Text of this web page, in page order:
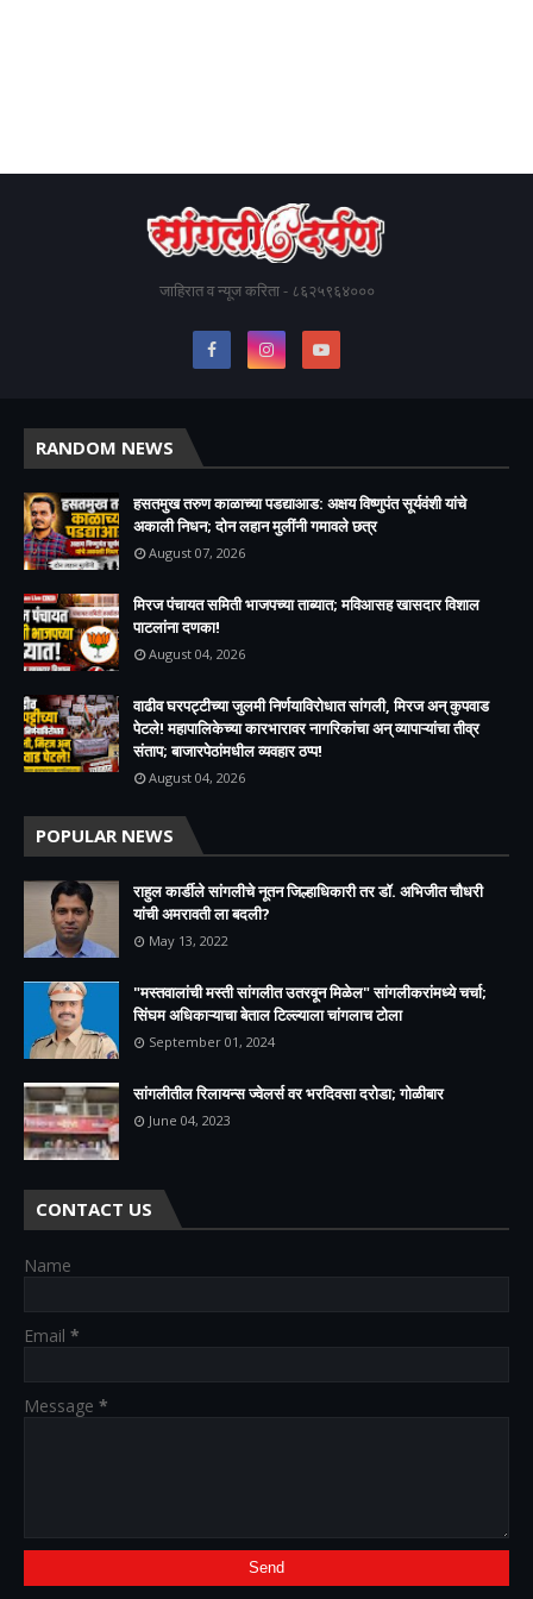
जाहिरात व न्यूज करिता - ८६२५९६४०००
RANDOM NEWS
हसतमुख तरुण काळाच्या पडद्याआड: अक्षय विष्णुपंत सूर्यवंशी यांचे
अकाली निधन; दोन लहान मुलींनी गमावले छत्र
August 07, 2026
मिरज पंचायत समिती भाजपच्या ताब्यात; मविआसह खासदार विशाल
पाटलांना दणका!
August 04, 2026
वाढीव घरपट्टीच्या जुलमी निर्णयाविरोधात सांगली, मिरज अन् कुपवाड
पेटले! महापालिकेच्या कारभारावर नागरिकांचा अन् व्यापाऱ्यांचा तीव्र
संताप; बाजारपेठांमधील व्यवहार ठप्प!​
August 04, 2026
POPULAR NEWS
राहुल कार्डीले सांगलीचे नूतन जिल्हाधिकारी तर डॉ. अभिजीत चौधरी
यांची अमरावती ला बदली?
May 13, 2022
"मस्तवालांची मस्ती सांगलीत उतरवून मिळेल" सांगलीकरांमध्ये चर्चा;
सिंघम अधिकाऱ्याचा बेताल टिल्ल्याला चांगलाच टोला
September 01, 2024
सांगलीतील रिलायन्स ज्वेलर्स वर भरदिवसा दरोडा; गोळीबार
June 04, 2023
CONTACT US
Name
Email *
Message *